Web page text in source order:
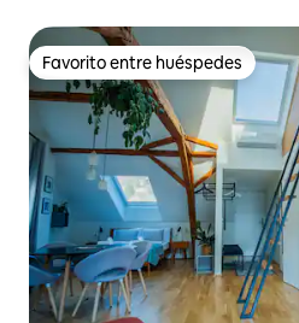
Favorito entre huéspedes
Favorito entre huéspedes